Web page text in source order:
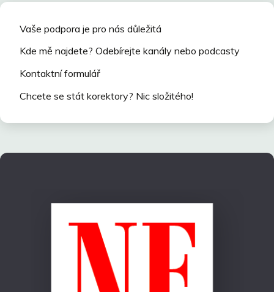
Vaše podpora je pro nás důležitá
Kde mě najdete? Odebírejte kanály nebo podcasty
Kontaktní formulář
Chcete se stát korektory? Nic složitého!